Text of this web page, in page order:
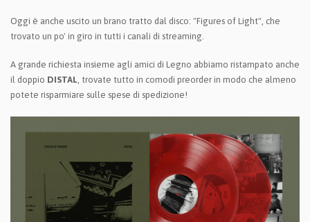
Oggi è anche uscito un brano tratto dal disco: "Figures of Light", che
trovato un po' in giro in tutti i canali di streaming.
A grande richiesta insieme agli amici di Legno abbiamo ristampato anche
il doppio DISTAL, trovate tutto in comodi preorder in modo che almeno
potete risparmiare sulle spese di spedizione!